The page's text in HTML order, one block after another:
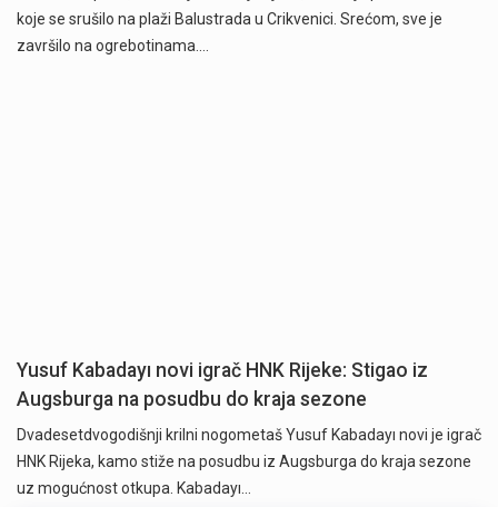
koje se srušilo na plaži Balustrada u Crikvenici. Srećom, sve je
završilo na ogrebotinama.…
Yusuf Kabadayı novi igrač HNK Rijeke: Stigao iz
Augsburga na posudbu do kraja sezone
Dvadesetdvogodišnji krilni nogometaš Yusuf Kabadayı novi je igrač
HNK Rijeka, kamo stiže na posudbu iz Augsburga do kraja sezone
uz mogućnost otkupa. Kabadayı…